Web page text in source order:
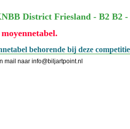
District Friesland - B2 B2 -
behorende bij deze
mail naar info@biljartpoint.nl